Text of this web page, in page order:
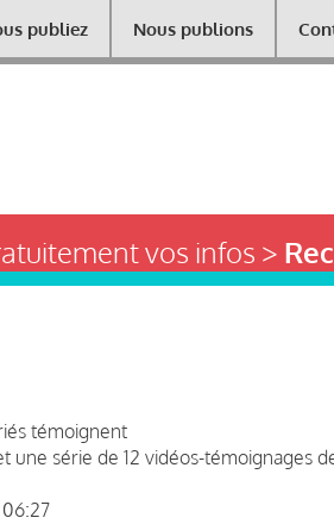
publiez Nous publions
vos infos >
témoignent
série de 12 vidéos-témoignages